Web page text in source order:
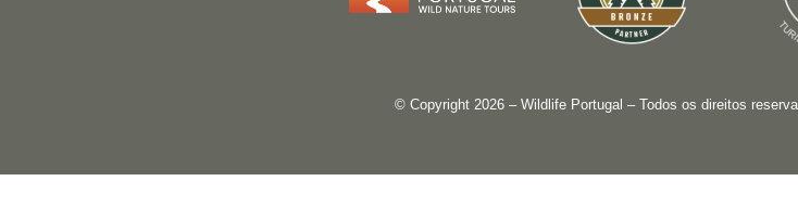
© Copyright 2026 – Wildlife Portugal – Todos os direitos